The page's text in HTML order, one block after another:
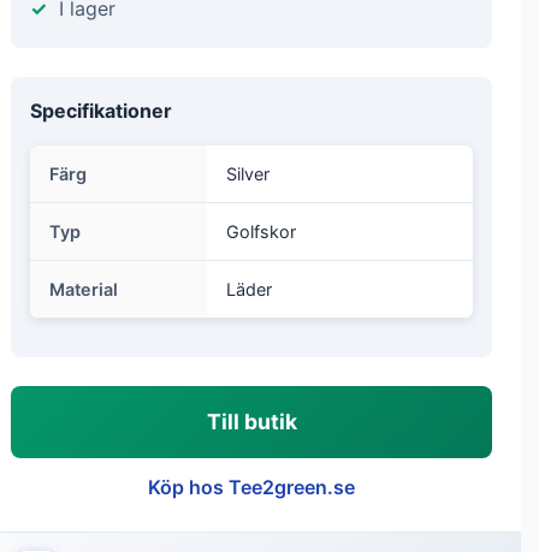
I lager
Specifikationer
Färg Silver
Typ Golfskor
Material Läder
Till butik
Köp hos Tee2green.se